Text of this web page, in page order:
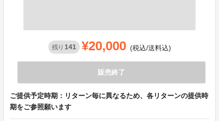
残り 141 ¥20,000 (税込/送料込)
販売終了
ご提供予定時期：リターン毎に異なるため、各リターンの提供時
期をご参照願います